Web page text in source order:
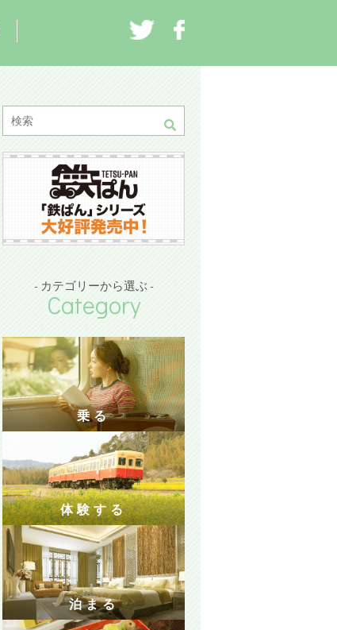
- カテゴリーから選ぶ -
Category
乗る
体験する
泊まる